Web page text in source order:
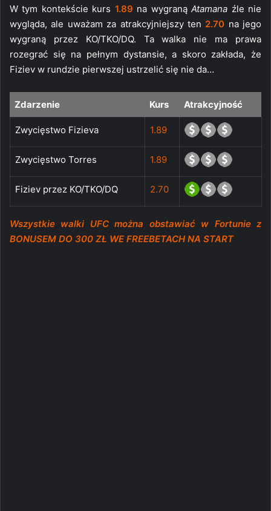
W tym kontekście kurs 1.89 na wygranąAtamana źle nie
wygląda, ale uważam za atrakcyjniejszy ten 2.70 na jego
wygraną przez KO/TKO/DQ. Ta walka nie ma prawa
rozegrać się na pełnym dystansie, a skoro zakłada, że
Fiziev w rundzie pierwszej ustrzelić się nie da…
Zdarzenie Kurs Atrakcyjność
Zwycięstwo Fizieva 1.89
Zwycięstwo Torres 1.89
Fiziev przez KO/TKO/DQ 2.70
Wszystkie walki UFC można obstawiać w Fortunie z
BONUSEM DO 300 ZŁ WE FREEBETACH NA START